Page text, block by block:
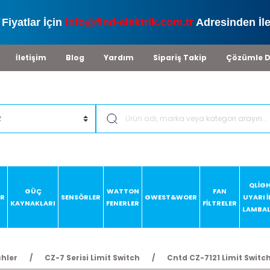
Fiyatlar İçin info@find-elektrik.com.trAdresinden
İletişim Blog Yardım Sipariş Takip Çözümle
GÜÇ
KAYNAKLARI
SENSÖRLER
WATTON
FENERLER
GWEST&WOER
FAN
FİLTRELER
UYARI
CZ-7 Serisi Limit Switch Cntd CZ-7121 Limit Switch